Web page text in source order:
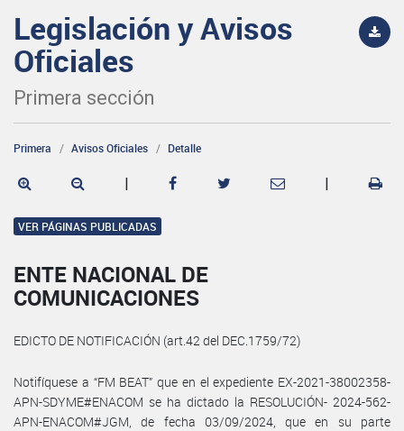
Legislación y Avisos
Oficiales
Primera sección
Primera Avisos Oficiales Detalle
| |
VER PÁGINAS PUBLICADAS
ENTE NACIONAL DE
COMUNICACIONES
EDICTO DE NOTIFICACIÓN (art.42 del DEC.1759/72)
Notifíquese a “FM BEAT” que en el expediente EX-2021-38002358-
APN-SDYME#ENACOM se ha dictado la RESOLUCIÓN- 2024-562-
APN-ENACOM#JGM, de fecha 03/09/2024, que en su parte